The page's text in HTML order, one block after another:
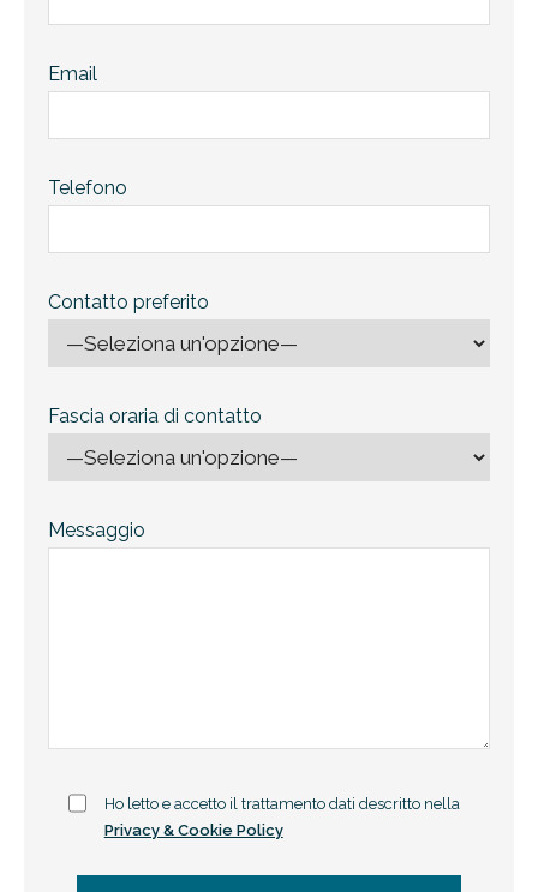
Email
Telefono
Contatto preferito
Fascia oraria di contatto
Messaggio
Ho letto e accetto il trattamento dati descritto nella
Privacy & Cookie Policy